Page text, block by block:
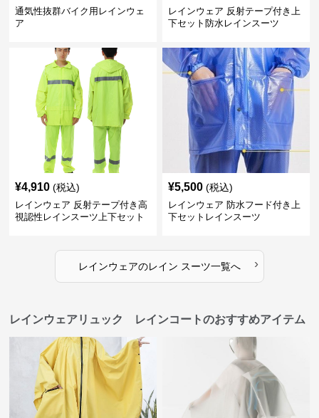
通気性抜群バイク用レインウェ
ア
レインウェア 反射テープ付き上
下セット防水レインスーツ
¥4,910 (税込)
レインウェア 反射テープ付き高
視認性レインスーツ上下セット
¥5,500 (税込)
レインウェア 防水フード付き上
下セットレインスーツ
レインウェアのレイン スーツ一覧へ ›
レインウェアリュック レインコートのおすすめアイテム